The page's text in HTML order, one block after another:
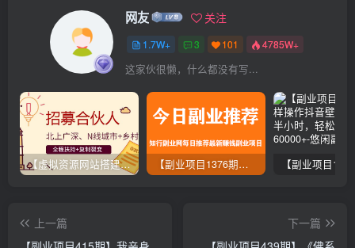
网友 关注
1.7W+ 3 101 4785W+
这家伙很懒，什么都没有写...
【虚拟资源网站搭建服务】加盟本站系统，做一个和本站一样的独立网站，躺赚的项目 【副业项目1376期】龟课最新闲鱼项目玩法实战教程_全新升级月收益几千到几万
上一篇
下一篇